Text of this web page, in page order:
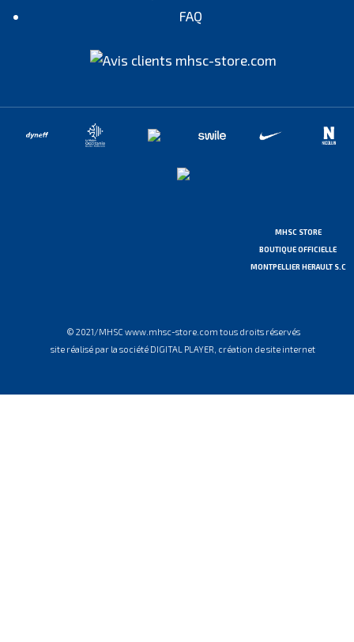
FAQ
MHSC STORE
BOUTIQUE OFFICIELLE
MONTPELLIER HERAULT S.C
© 2021/MHSC www.mhsc-store.com tous droits réservés
site réalisé par la société DIGITAL PLAYER, création de site internet